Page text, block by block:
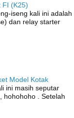
FI (K25)
iseng kali ini adalah
dan relay starter
Model Kotak
ini masih seputar
hohohoho . Setelah